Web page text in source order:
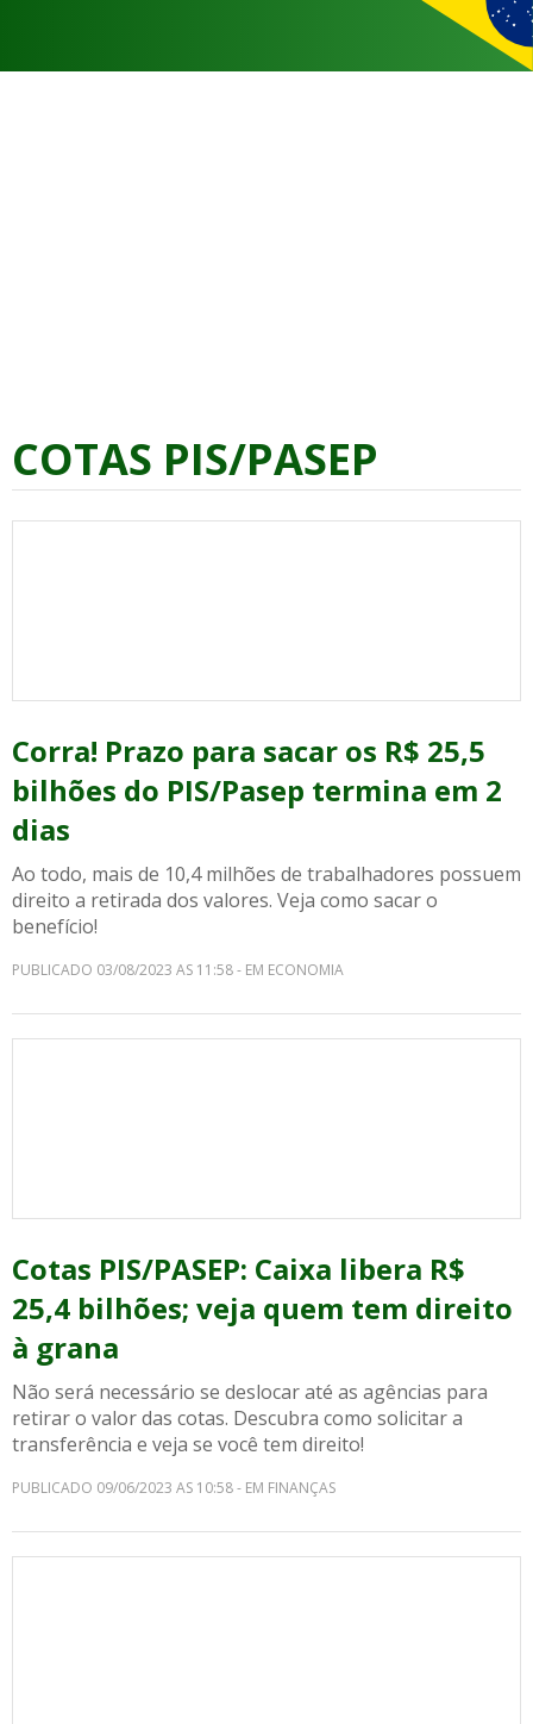
COTAS PIS/PASEP
Corra! Prazo para sacar os R$ 25,5
bilhões do PIS/Pasep termina em 2
dias
Ao todo, mais de 10,4 milhões de trabalhadores possuem
direito a retirada dos valores. Veja como sacar o
benefício!
PUBLICADO 03/08/2023 AS 11:58 - EM ECONOMIA
Cotas PIS/PASEP: Caixa libera R$
25,4 bilhões; veja quem tem direito
à grana
Não será necessário se deslocar até as agências para
retirar o valor das cotas. Descubra como solicitar a
transferência e veja se você tem direito!
PUBLICADO 09/06/2023 AS 10:58 - EM FINANÇAS